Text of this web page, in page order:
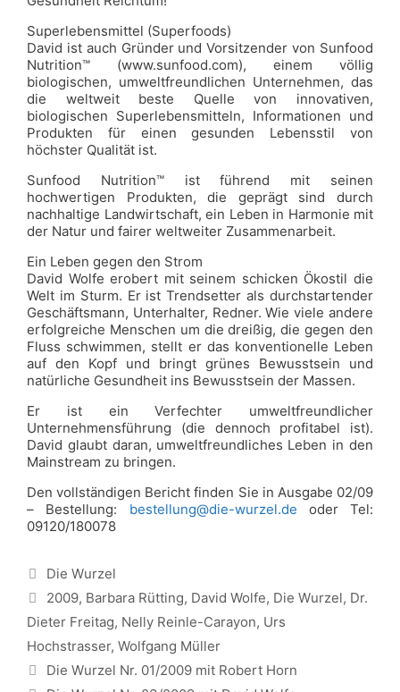
Superlebensmittel (Superfoods)
David ist auch Gründer und Vorsitzender von Sunfood
Nutrition™ (www.sunfood.com), einem völlig
biologischen, umweltfreundlichen Unternehmen, das
die weltweit beste Quelle von innovativen,
biologischen Superlebensmitteln, Informationen und
Produkten für einen gesunden Lebensstil von
höchster Qualität ist.
Sunfood Nutrition™ ist führend mit seinen
hochwertigen Produkten, die geprägt sind durch
nachhaltige Landwirtschaft, ein Leben in Harmonie mit
der Natur und fairer weltweiter Zusammenarbeit.
Ein Leben gegen den Strom
David Wolfe erobert mit seinem schicken Ökostil die
Welt im Sturm. Er ist Trendsetter als durchstartender
Geschäftsmann, Unterhalter, Redner. Wie viele andere
erfolgreiche Menschen um die dreißig, die gegen den
Fluss schwimmen, stellt er das konventionelle Leben
auf den Kopf und bringt grünes Bewusstsein und
natürliche Gesundheit ins Bewusstsein der Massen.
Er ist ein Verfechter umweltfreundlicher
Unternehmensführung (die dennoch profitabel ist).
David glaubt daran, umweltfreundliches Leben in den
Mainstream zu bringen.
Den vollständigen Bericht finden Sie in Ausgabe 02/09
– Bestellung: bestellung@die-wurzel.de oder Tel:
09120/180078
Kategorien
Die Wurzel
Schlagwörter
2009, Barbara Rütting, David Wolfe, Die Wurzel, Dr.
Dieter Freitag, Nelly Reinle-Carayon, Urs
Hochstrasser, Wolfgang Müller
Die Wurzel Nr. 01/2009 mit Robert Horn